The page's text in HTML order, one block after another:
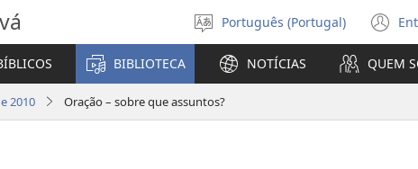
Selecionar
Língua
Português (Portugal)
BIBLIOTECA NOTÍCIAS QUEM
2010 Oração – sobre que assuntos?